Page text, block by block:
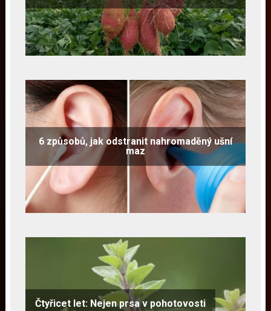
6 způsobů, jak odstranit nahromaděný ušní
maz
Čtyřicet let: Nejen prsa v pohotovosti